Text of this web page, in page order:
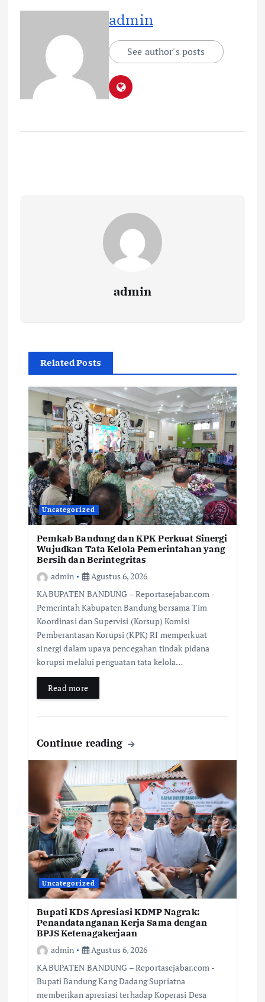
admin
See author's posts
admin
Related Posts
Uncategorized
Pemkab Bandung dan KPK Perkuat Sinergi
Wujudkan Tata Kelola Pemerintahan yang
Bersih dan Berintegritas
admin
Agustus 6, 2026
KABUPATEN BANDUNG – Reportasejabar.com -
Pemerintah Kabupaten Bandung bersama Tim
Koordinasi dan Supervisi (Korsup) Komisi
Pemberantasan Korupsi (KPK) RI memperkuat
sinergi dalam upaya pencegahan tindak pidana
korupsi melalui penguatan tata kelola…
Read more
Continue reading
Uncategorized
Bupati KDS Apresiasi KDMP Nagrak:
Penandatanganan Kerja Sama dengan
BPJS Ketenagakerjaan
admin
Agustus 6, 2026
KABUPATEN BANDUNG – Reportasejabar.com -
Bupati Bandung Kang Dadang Supriatna
memberikan apresiasi terhadap Koperasi Desa